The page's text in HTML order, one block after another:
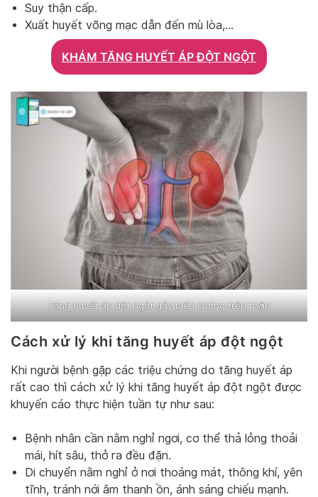
Suy thận cấp.
Xuất huyết võng mạc dẫn đến mù lòa,…
KHÁM TĂNG HUYẾT ÁP ĐỘT NGỘT
Tăng huyết áp đột ngột gây biến chứng trên thận
Cách xử lý khi tăng huyết áp đột ngột
Khi người bệnh gặp các triệu chứng do tăng huyết áp
rất cao thì cách xử lý khi tăng huyết áp đột ngột được
khuyến cáo thực hiện tuần tự như sau:
Bệnh nhân cần nằm nghỉ ngơi, cơ thể thả lỏng thoải
mái, hít sâu, thở ra đều đặn.
Di chuyển nằm nghỉ ở nơi thoáng mát, thông khí, yên
tĩnh, tránh nới âm thanh ồn, ánh sáng chiếu mạnh.